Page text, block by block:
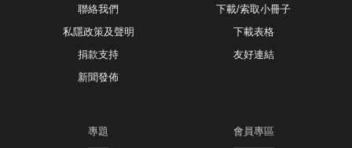
聯絡我們
私隱政策及聲明
捐款支持
新聞發佈
下載/索取小冊子
下載表格
友好連結
專題 會員專區